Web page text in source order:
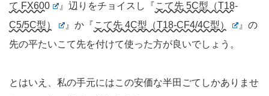
て FX600
』辺りをチョイスし『こて先 5C型（T18-
C5/5C型）
』か『こて先 4C型（T18-CF4/4C型）
』の
先の平たいこて先を付けて使った方が良いでしょう。
とはいえ、私の手元にはこの安価な半田ごてしかありませ